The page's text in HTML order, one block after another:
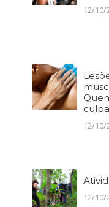
12/10/
12/10/
12/10/